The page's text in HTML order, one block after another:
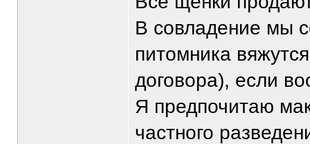
В совладение мы
питомника
договора), если
Я предпочитаю
частного